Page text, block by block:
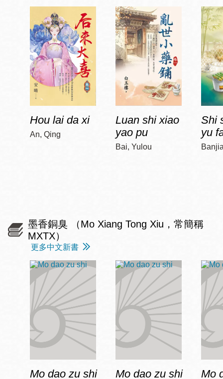
Hou lai da xi
An, Qing
Luan shi xiao
yao pu
Bai, Yulou
Shi
yu
墨香銅臭 （Mo Xiang Tong Xiu，常簡稱
MXTX）
更多中文新書
Mo dao zu shi Mo dao zu shi Mo